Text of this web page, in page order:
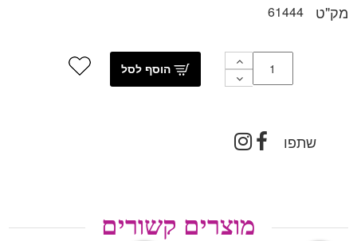
מק"ט 61444
שתפו
מוצרים קשורים